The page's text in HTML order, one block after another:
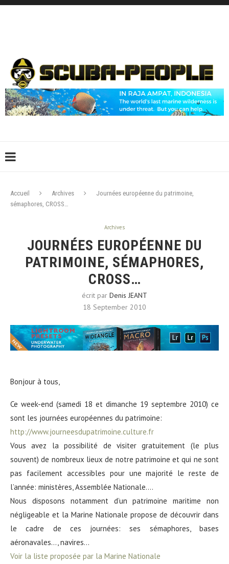
Accueil Archives
Journées européenne du patrimoine,
sémaphores, CROSS…
Archives
JOURNÉES EUROPÉENNE DU
PATRIMOINE, SÉMAPHORES,
CROSS…
écrit par Denis JEANT
18 September 2010
Bonjour à tous,
Ce week-end (samedi 18 et dimanche 19 septembre 2010) ce
sont les journées européennes du patrimoine:
http://www.journeesdupatrimoine.culture.fr
Vous avez la possibilité de visiter gratuitement (le plus
souvent) de nombreux lieux de notre patrimoine et qui ne sont
pas facilement accessibles pour une majorité le reste de
l’année: ministères, Assemblée Nationale….
Nous disposons notamment d’un patrimoine maritime non
négligeable et la Marine Nationale propose de découvrir dans
le cadre de ces journées: ses sémaphores, bases
aéronavales…, navires…
Voir la liste proposée par la Marine Nationale